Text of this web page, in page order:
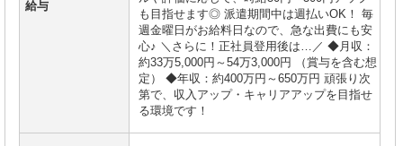
給与
も目指せます◎ 派遣期間中は週払いOK！ 毎
週金曜日がお給料日なので、急な出費にも安
心♪ ＼さらに！正社員登用後は…／ ◆月収：
約33万5,000円～54万3,000円 （賞与を含む想
定） ◆年収：約400万円～650万円 頑張り次
第で、収入アップ・キャリアアップを目指せ
る環境です！